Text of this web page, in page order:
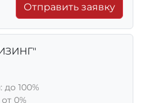
Отправить заявку
100%
0%